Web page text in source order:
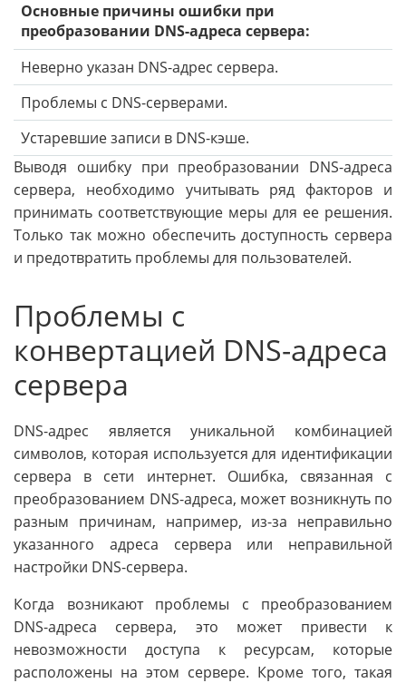
Основные причины ошибки при
преобразовании DNS-адреса сервера:
Неверно указан DNS-адрес сервера.
Проблемы с DNS-серверами.
Устаревшие записи в DNS-кэше.
Выводя ошибку при преобразовании DNS-адреса
сервера, необходимо учитывать ряд факторов и
принимать соответствующие меры для ее решения.
Только так можно обеспечить доступность сервера
и предотвратить проблемы для пользователей.
Проблемы с
конвертацией DNS-адреса
сервера
DNS-адрес является уникальной комбинацией
символов, которая используется для идентификации
сервера в сети интернет. Ошибка, связанная с
преобразованием DNS-адреса, может возникнуть по
разным причинам, например, из-за неправильно
указанного адреса сервера или неправильной
настройки DNS-сервера.
Когда возникают проблемы с преобразованием
DNS-адреса сервера, это может привести к
невозможности доступа к ресурсам, которые
расположены на этом сервере. Кроме того, такая